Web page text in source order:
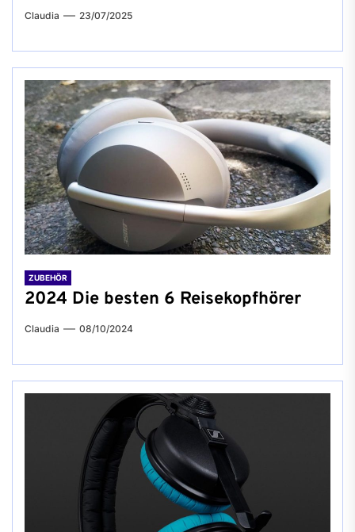
Claudia 23/07/2025
ZUBEHÖR
2024 Die besten 6 Reisekopfhörer
Claudia 08/10/2024